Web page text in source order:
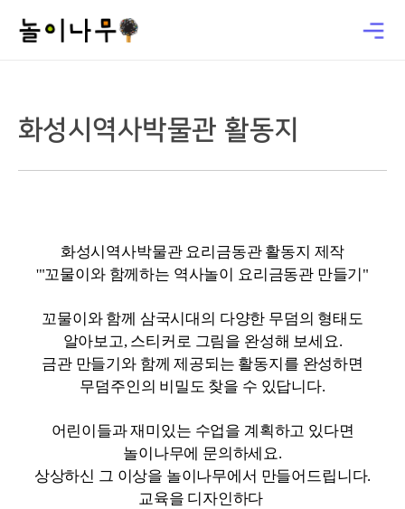
화성시역사박물관 활동지
화성시역사박물관 요리금동관 활동지 제작
'"꼬물이와 함께하는 역사놀이 요리금동관 만들기"
꼬물이와 함께 삼국시대의 다양한 무덤의 형태도
알아보고, 스티커로 그림을 완성해 보세요.
금관 만들기와 함께 제공되는 활동지를 완성하면
무덤주인의 비밀도 찾을 수 있답니다.
어린이들과 재미있는 수업을 계획하고 있다면
놀이나무에 문의하세요.
상상하신 그 이상을 놀이나무에서 만들어드립니다.
교육을 디자인하다